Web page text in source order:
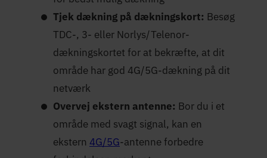
Tjek dækning på dækningskort: Besøg
TDC-, 3- eller Norlys/Telenor-
dækningskortet for at bekræfte, at dit
område har god 4G/5G-dækning på dit
netværk
Overvej ekstern antenne: Bor du i et
område med svagt signal, kan en
ekstern 4G/5G-antenne forbedre